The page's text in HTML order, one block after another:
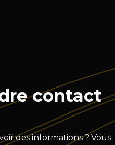
contact
des informations ? Vous